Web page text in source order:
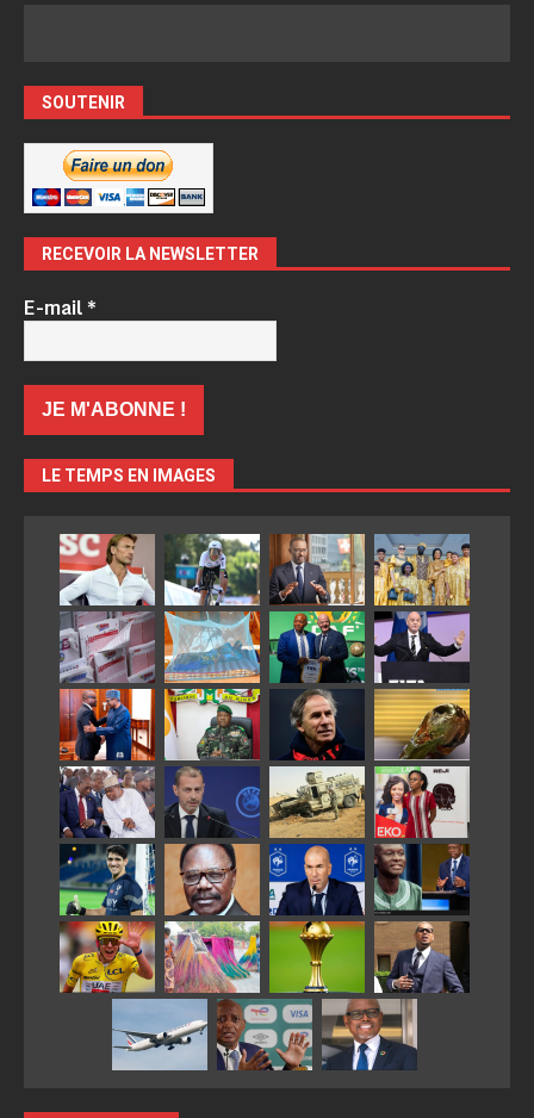
SOUTENIR
RECEVOIR LA NEWSLETTER
E-mail*
LE TEMPS EN IMAGES